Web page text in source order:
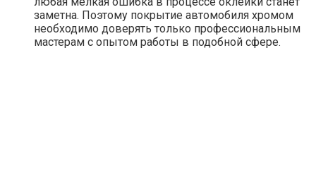
заметна. Поэтому покрытие автомобиля хромом
необходимо доверять только профессиональным
мастерам с опытом работы в подобной сфере.